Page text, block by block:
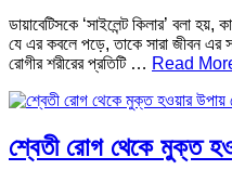
ডায়াবেটিসকে ‘সাইলেন্ট কিলার’ বলা
যে এর কবলে পড়ে, তাকে সারা জীবন এর
রোগীর শরীরের প্রতিটি … Read
শ্বেতী রোগ থেকে মুক্ত